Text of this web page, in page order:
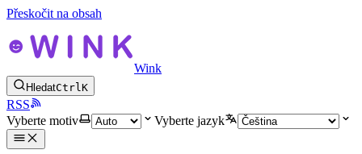
Přeskočit na obsah
Wink
HledatCtrlK
RSS
Vyberte motiv
Vyberte jazyk